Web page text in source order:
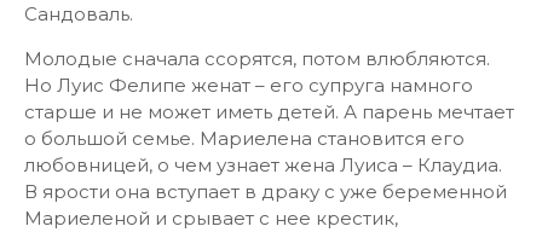
Сандоваль.
Молодые сначала ссорятся, потом влюбляются.
Но Луис Фелипе женат – его супруга намного
старше и не может иметь детей. А парень мечтает
о большой семье. Мариелена становится его
любовницей, о чем узнает жена Луиса – Клаудиа.
В ярости она вступает в драку с уже беременной
Мариеленой и срывает с нее крестик,